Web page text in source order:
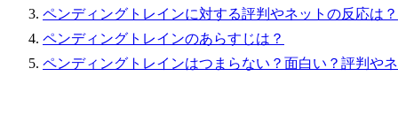
ペンディングトレインに対する評判やネットの反応は？
ペンディングトレインのあらすじは？
ペンディングトレインはつまらない？面白い？評判や